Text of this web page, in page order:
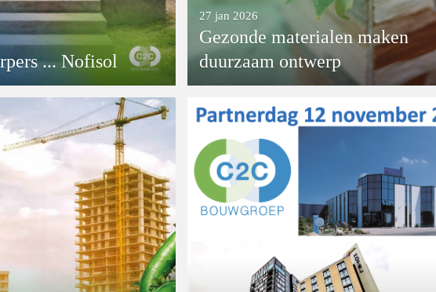
... Nofisol
Gezonde materialen maken
duurzaam ontwerp
27 jan 2026